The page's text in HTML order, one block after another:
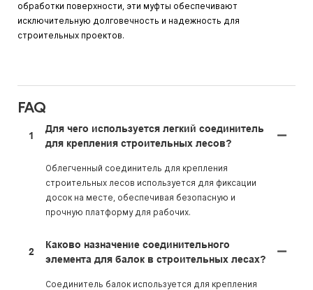
обработки поверхности, эти муфты обеспечивают
исключительную долговечность и надежность для
строительных проектов.
FAQ
1
Для чего используется легкий соединитель
для крепления строительных лесов?
Облегченный соединитель для крепления
строительных лесов используется для фиксации
досок на месте, обеспечивая безопасную и
прочную платформу для рабочих.
2
Каково назначение соединительного
элемента для балок в строительных лесах?
Соединитель балок используется для крепления